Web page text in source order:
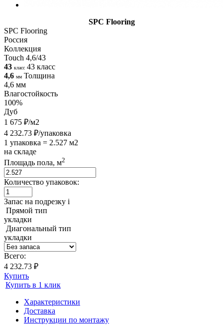
SPC Flooring
SPC Flooring
Россия
Коллекция
Touch 4,6/43
43 класс 43 класс
4,6 мм Толщина
4,6 мм
Влагостойкость
100%
Дуб
1 675 ₽/м2
4 232.73 ₽/упаковка
1 упаковка = 2.527 м2
на складе
Площадь пола, м2
Количество упаковок:
Запас на подрезку i
Прямой тип
укладки
Диагональный тип
укладки
Всего:
4 232.73 ₽
Купить
Купить в 1 клик
Характеристики
Доставка
Инструкции по монтажу